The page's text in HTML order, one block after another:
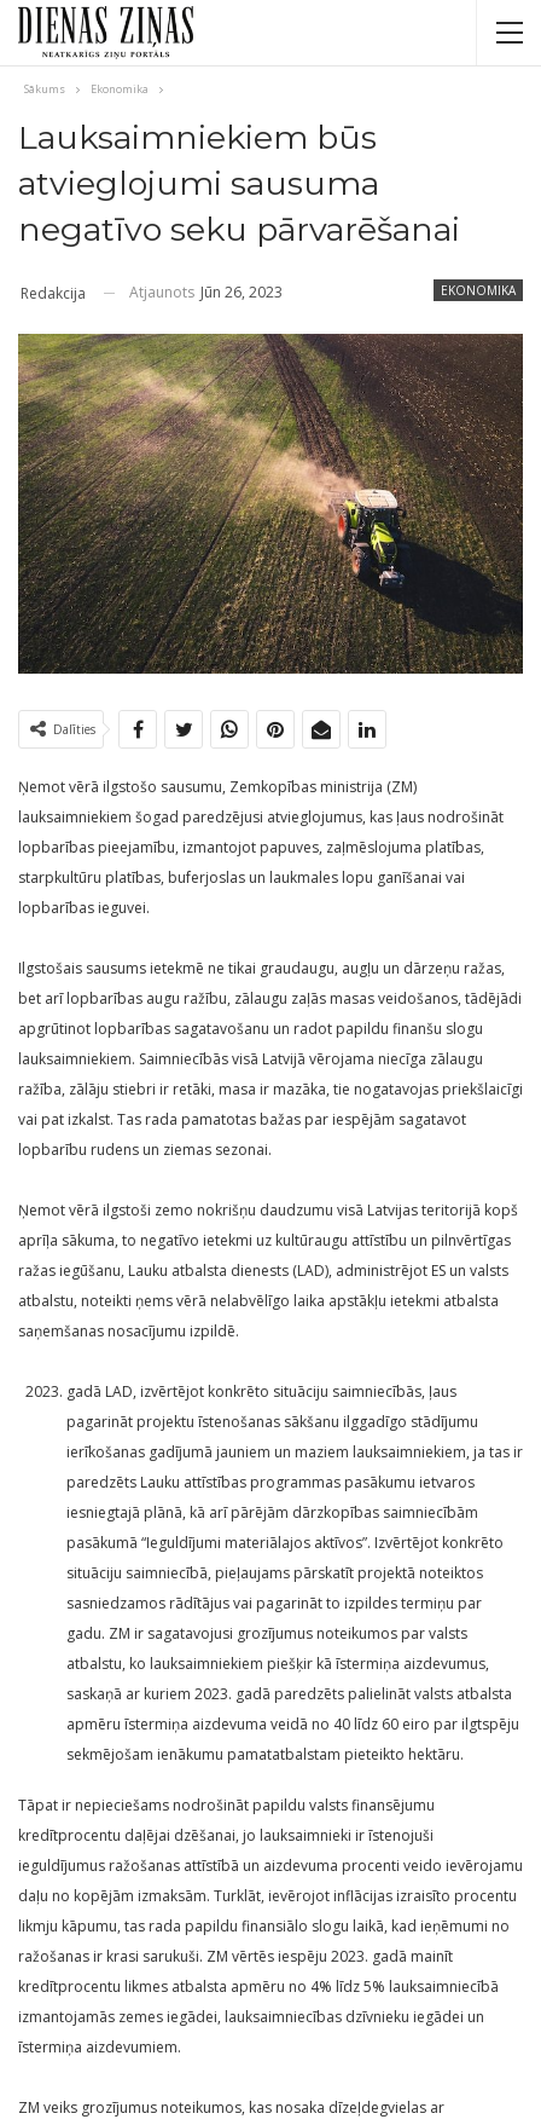
Sākums Ekonomika
Lauksaimniekiem būs
atvieglojumi sausuma
negatīvo seku pārvarēšanai
EKONOMIKA
Redakcija Atjaunots Jūn 26, 2023
Dalīties
Ņemot vērā ilgstošo sausumu, Zemkopības ministrija (ZM)
lauksaimniekiem šogad paredzējusi atvieglojumus, kas ļaus nodrošināt
lopbarības pieejamību, izmantojot papuves, zaļmēslojuma platības,
starpkultūru platības, buferjoslas un laukmales lopu ganīšanai vai
lopbarības ieguvei.
Ilgstošais sausums ietekmē ne tikai graudaugu, augļu un dārzeņu ražas,
bet arī lopbarības augu ražību, zālaugu zaļās masas veidošanos, tādējādi
apgrūtinot lopbarības sagatavošanu un radot papildu finanšu slogu
lauksaimniekiem. Saimniecībās visā Latvijā vērojama niecīga zālaugu
ražība, zālāju stiebri ir retāki, masa ir mazāka, tie nogatavojas priekšlaicīgi
vai pat izkalst. Tas rada pamatotas bažas par iespējām sagatavot
lopbarību rudens un ziemas sezonai.
Ņemot vērā ilgstoši zemo nokrišņu daudzumu visā Latvijas teritorijā kopš
aprīļa sākuma, to negatīvo ietekmi uz kultūraugu attīstību un pilnvērtīgas
ražas iegūšanu, Lauku atbalsta dienests (LAD), administrējot ES un valsts
atbalstu, noteikti ņems vērā nelabvēlīgo laika apstākļu ietekmi atbalsta
saņemšanas nosacījumu izpildē.
gadā LAD, izvērtējot konkrēto situāciju saimniecībās, ļaus
pagarināt projektu īstenošanas sākšanu ilggadīgo stādījumu
ierīkošanas gadījumā jauniem un maziem lauksaimniekiem, ja tas ir
paredzēts Lauku attīstības programmas pasākumu ietvaros
iesniegtajā plānā, kā arī pārējām dārzkopības saimniecībām
pasākumā “Ieguldījumi materiālajos aktīvos”. Izvērtējot konkrēto
situāciju saimniecībā, pieļaujams pārskatīt projektā noteiktos
sasniedzamos rādītājus vai pagarināt to izpildes termiņu par
gadu. ZM ir sagatavojusi grozījumus noteikumos par valsts
atbalstu, ko lauksaimniekiem piešķir kā īstermiņa aizdevumus,
saskaņā ar kuriem 2023. gadā paredzēts palielināt valsts atbalsta
apmēru īstermiņa aizdevuma veidā no 40 līdz 60 eiro par ilgtspēju
sekmējošam ienākumu pamatatbalstam pieteikto hektāru.
Tāpat ir nepieciešams nodrošināt papildu valsts finansējumu
kredītprocentu daļējai dzēšanai, jo lauksaimnieki ir īstenojuši
ieguldījumus ražošanas attīstībā un aizdevuma procenti veido ievērojamu
daļu no kopējām izmaksām. Turklāt, ievērojot inflācijas izraisīto procentu
likmju kāpumu, tas rada papildu finansiālo slogu laikā, kad ieņēmumi no
ražošanas ir krasi sarukuši. ZM vērtēs iespēju 2023. gadā mainīt
kredītprocentu likmes atbalsta apmēru no 4% līdz 5% lauksaimniecībā
izmantojamās zemes iegādei, lauksaimniecības dzīvnieku iegādei un
īstermiņa aizdevumiem.
ZM veiks grozījumus noteikumos, kas nosaka dīzeļdegvielas ar